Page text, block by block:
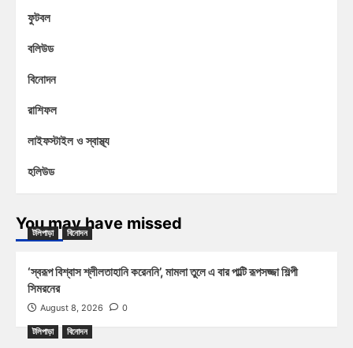
ফুটবল
বলিউড
বিনোদন
রাশিফল
লাইফস্টাইল ও স্বাস্থ্য
হলিউড
You may have missed
টলিপাড়া বিনোদন
‘স্বরূপ বিশ্বাস শ্লীলতাহানি করেননি’, মামলা তুলে এ বার পাল্টি রূপসজ্জা শিল্পী
সিমরনের
August 8, 2026 0
টলিপাড়া বিনোদন